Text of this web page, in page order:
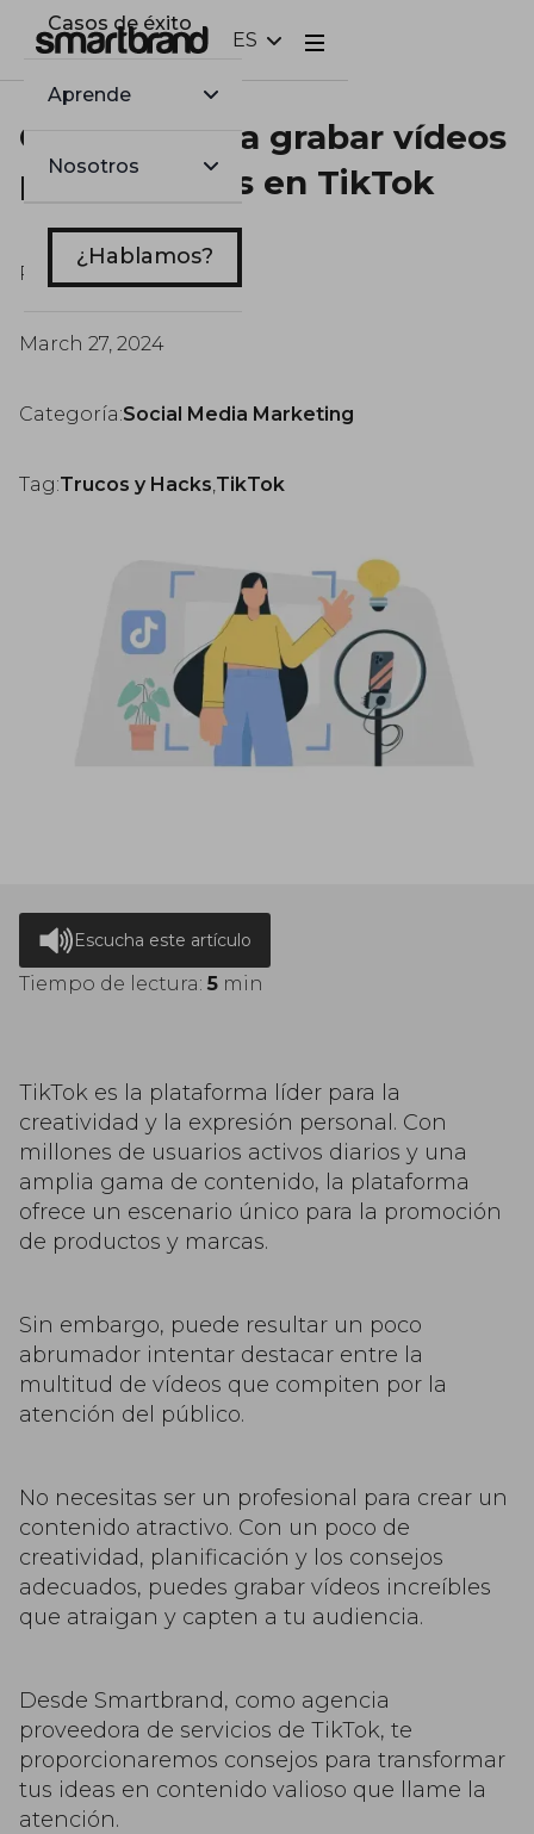
Casos de éxito
Aprende
Nosotros
¿Hablamos?
ES
Consejos para grabar vídeos
profesionales en TikTok
Por Marc Tortosa
March 27, 2024
Categoría:Social Media Marketing
Tag:Trucos y Hacks,TikTok
Escucha este artículo
Tiempo de lectura: 5 min
TikTok es la plataforma líder para la
creatividad y la expresión personal. Con
millones de usuarios activos diarios y una
amplia gama de contenido, la plataforma
ofrece un escenario único para la promoción
de productos y marcas.
Sin embargo, puede resultar un poco
abrumador intentar destacar entre la
multitud de vídeos que compiten por la
atención del público.
No necesitas ser un profesional para crear un
contenido atractivo. Con un poco de
creatividad, planificación y los consejos
adecuados, puedes grabar vídeos increíbles
que atraigan y capten a tu audiencia.
Desde Smartbrand, como agencia
proveedora de servicios de TikTok, te
proporcionaremos consejos para transformar
tus ideas en contenido valioso que llame la
atención.